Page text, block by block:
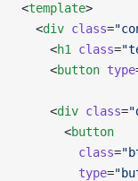
<template>
  <
div class=
    <
h1 class=
    <
button type
    <
div class=
      <
button
        class
=
        type
=